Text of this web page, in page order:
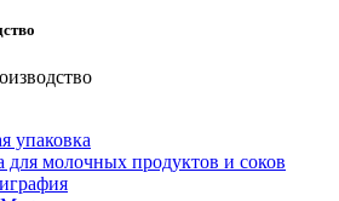
упаковка
для молочных продуктов и соков